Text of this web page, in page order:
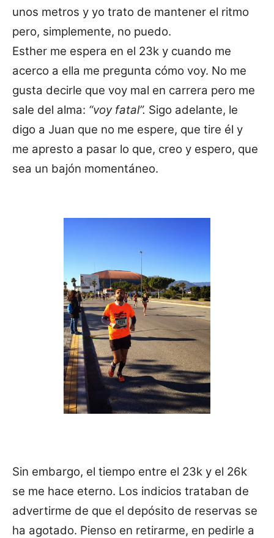
unos metros y yo trato de mantener el ritmo
pero, simplemente, no puedo.
Esther me espera en el 23k y cuando me
acerco a ella me pregunta cómo voy. No me
gusta decirle que voy mal en carrera pero me
sale del alma: “voy fatal”. Sigo adelante, le
digo a Juan que no me espere, que tire él y
me apresto a pasar lo que, creo y espero, que
sea un bajón momentáneo.
Sin embargo, el tiempo entre el 23k y el 26k
se me hace eterno. Los indicios trataban de
advertirme de que el depósito de reservas se
ha agotado. Pienso en retirarme, en pedirle a